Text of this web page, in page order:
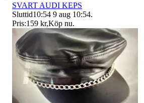
SVART AUDI KEPS
Sluttid10:54 9 aug 10:54.
Pris:159 kr,Köp nu.